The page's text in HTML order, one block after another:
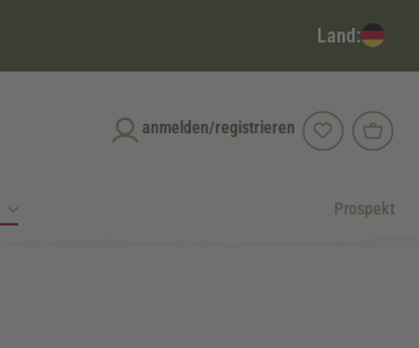
Land:
anmelden/registrieren
Prospekt